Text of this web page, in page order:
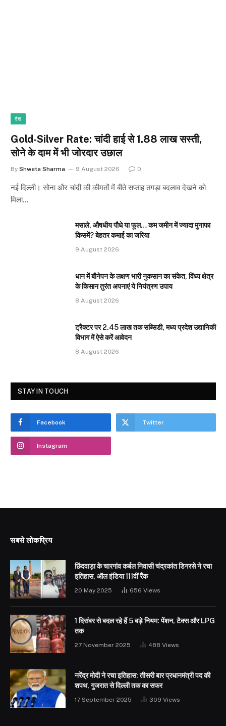
देश
Gold-Silver Rate: चांदी हाई से ₹1.88 लाख सस्ती,
सोने के दाम में भी जोरदार उछाल
By Shweta Sharma 9 August 2026 0
नई दिल्ली। सोना और चांदी की कीमतों में बीते सप्ताह तगड़ा बदलाव देखने को
मिला…
मसाले, औषधीय पौधे या फूल… कम जमीन में ज्यादा मुनाफा
किसमें? बेहतर कमाई का जरिया
9 August 2026
धान में बौनेपन के लक्षण भारी नुकसान का संकेत, विंध्य क्षेत्र
के किसान तुरंत अपनाएं ये नियंत्रण उपाय
8 August 2026
ट्रैक्टर पर 2.45 लाख तक सब्सिडी, मध्य प्रदेश उद्यानिकी
विभाग में ऐसे करें आवेदन
8 August 2026
STAY IN TOUCH
Facebook Twitter
Instagram
सबसे लोकप्रिय
छिंदवाड़ा के चारगांव कर्बल निवासी चंद्रकांत डिगरसे ने रचा
इतिहास, ऑल इंडिया 111वीं रैंक
20 May 2025 656 Views
1 दिसंबर से बदल रहे हैं 5 बड़े नियम: पेंशन, टैक्स और LPG
तक
27 November 2025 488 Views
नरेंद्र मोदी ने रचा इतिहास: तीसरी बार प्रधानमंत्री पद की
शपथ, गुजरात से दिल्ली तक का सफर
17 September 2025 309 Views